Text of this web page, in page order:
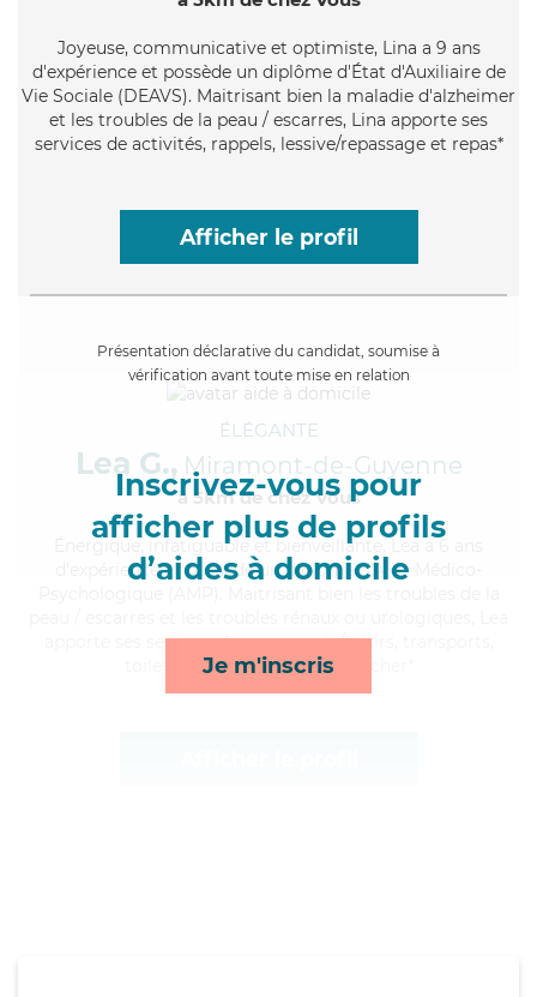
Joyeuse, communicative et optimiste, Lina a 9 ans
d'expérience et possède un diplôme d'État d'Auxiliaire de
Vie Sociale (DEAVS). Maitrisant bien la maladie d'alzheimer
et les troubles de la peau / escarres, Lina apporte ses
services de activités, rappels, lessive/repassage et repas*
Afficher le profil
Présentation déclarative du candidat, soumise à
vérification avant toute mise en relation
Inscrivez-vous pour
afficher plus de profils
d’aides à domicile
Je m'inscris
ÉLÉGANTE
Lea G., Miramont-de-Guyenne
à 5km de chez Vous
, infatiguable et bienveillante, Lea a 6 ans
d'expérience et possède un diplôme d'Aide Médico-
apporte ses services de compagnie/loisirs, transports,
toilette/habillage et lever/coucher*